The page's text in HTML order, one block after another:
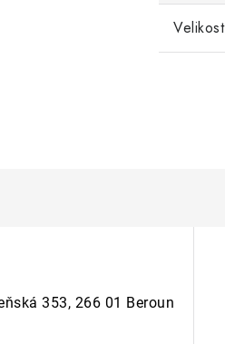
Velikost
353, 266 01 Beroun